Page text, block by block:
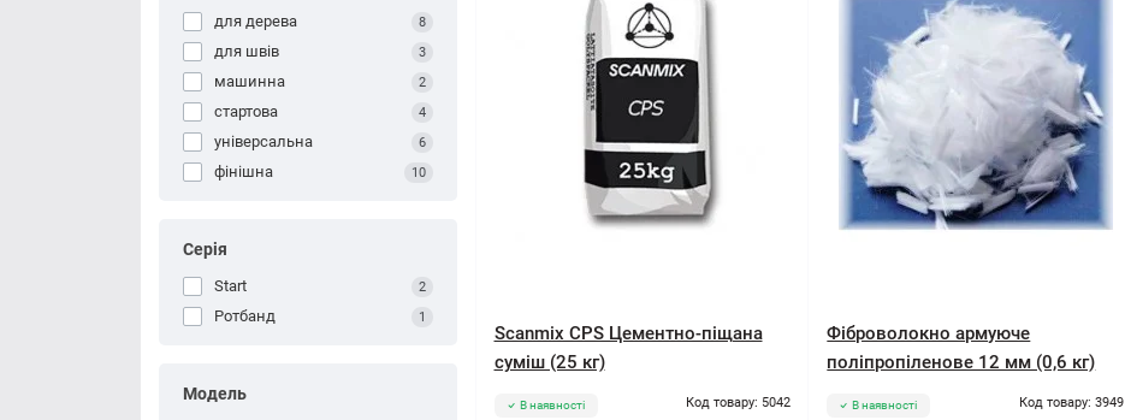
для дерева 8
для швів 3
машинна 2
стартова 4
універсальна 6
фінішна 10
Серія
Start 2
Ротбанд 1
Модель
Scanmix CPS Цементно-піщана
суміш (25 кг)
В наявності Код товару: 5042
Фіброволокно армуюче
поліпропіленове 12 мм (0,6 кг)
В наявності Код товару: 3949